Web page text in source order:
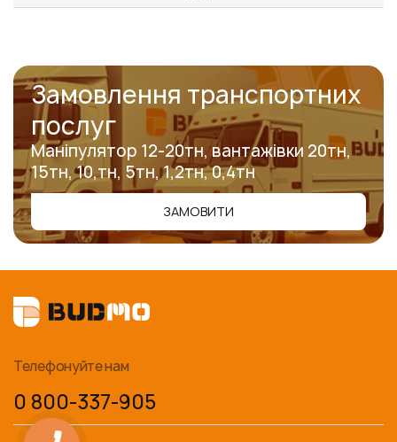
Замовлення транспортних
послуг
Маніпулятор 12-20тн, вантажівки 20тн,
15тн, 10,тн, 5тн, 1,2тн, 0,4тн
ЗАМОВИТИ
Телефонуйте нам
0 800-337-905